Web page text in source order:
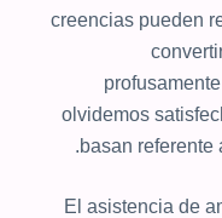
creencias pueden
olvidemos
basan referente
El asistencia de